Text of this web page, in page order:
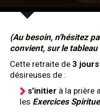
(Au besoin, n'hésitez
convient, sur le
Cette retraite de 3 jours
désireuses de :
s’initier à la prière
les Exercices